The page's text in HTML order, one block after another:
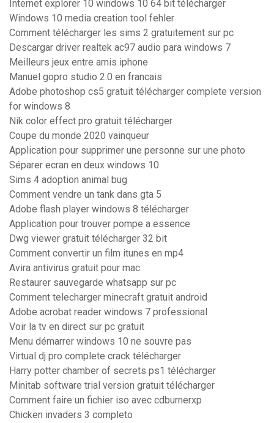
Internet explorer 10 windows 10 64 bit télécharger
Windows 10 media creation tool fehler
Comment télécharger les sims 2 gratuitement sur pc
Descargar driver realtek ac97 audio para windows 7
Meilleurs jeux entre amis iphone
Manuel gopro studio 2.0 en francais
Adobe photoshop cs5 gratuit télécharger complete version
for windows 8
Nik color effect pro gratuit télécharger
Coupe du monde 2020 vainqueur
Application pour supprimer une personne sur une photo
Séparer ecran en deux windows 10
Sims 4 adoption animal bug
Comment vendre un tank dans gta 5
Adobe flash player windows 8 télécharger
Application pour trouver pompe a essence
Dwg viewer gratuit télécharger 32 bit
Comment convertir un film itunes en mp4
Avira antivirus gratuit pour mac
Restaurer sauvegarde whatsapp sur pc
Comment telecharger minecraft gratuit android
Adobe acrobat reader windows 7 professional
Voir la tv en direct sur pc gratuit
Menu démarrer windows 10 ne souvre pas
Virtual dj pro complete crack télécharger
Harry potter chamber of secrets ps1 télécharger
Minitab software trial version gratuit télécharger
Comment faire un fichier iso avec cdburnerxp
Chicken invaders 3 completo